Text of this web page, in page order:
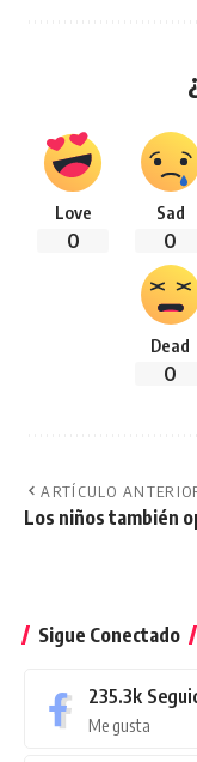
Love
0
Sad
0
Dead
0
ARTÍCULO
Los niños también
Sigue Conectado
235.3k
Me gusta